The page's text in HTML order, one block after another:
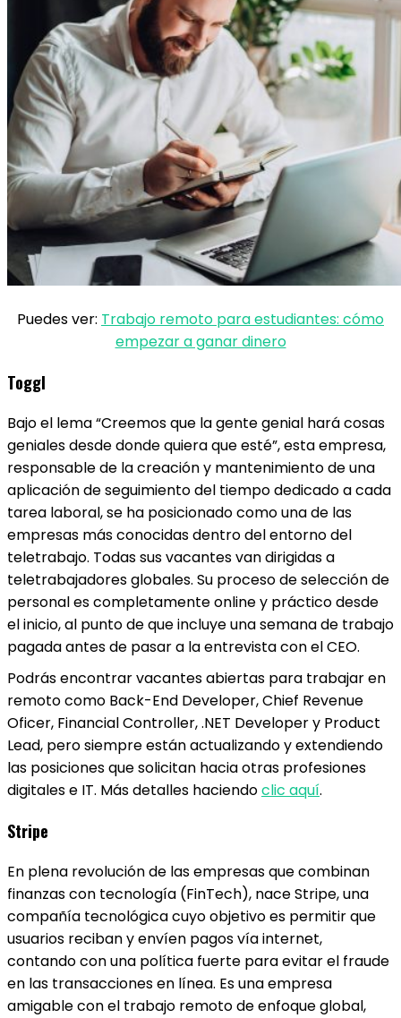
Puedes ver: Trabajo remoto para estudiantes: cómo
empezar a ganar dinero
Toggl
Bajo el lema “Creemos que la gente genial hará cosas
geniales desde donde quiera que esté”, esta empresa,
responsable de la creación y mantenimiento de una
aplicación de seguimiento del tiempo dedicado a cada
tarea laboral, se ha posicionado como una de las
empresas más conocidas dentro del entorno del
teletrabajo. Todas sus vacantes van dirigidas a
teletrabajadores globales. Su proceso de selección de
personal es completamente online y práctico desde
el inicio, al punto de que incluye una semana de trabajo
pagada antes de pasar a la entrevista con el CEO.
Podrás encontrar vacantes abiertas para trabajar en
remoto como Back-End Developer, Chief Revenue
Oficer, Financial Controller, .NET Developer y Product
Lead, pero siempre están actualizando y extendiendo
las posiciones que solicitan hacia otras profesiones
digitales e IT. Más detalles haciendoclic aquí.
Stripe
En plena revolución de las empresas que combinan
finanzas con tecnología (FinTech), nace Stripe, una
compañía tecnológica cuyo objetivo es permitir que
usuarios reciban y envíen pagos vía internet,
contando con una política fuerte para evitar el fraude
en las transacciones en línea. Es una empresa
amigable con el trabajo remoto de enfoque global,